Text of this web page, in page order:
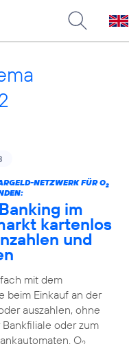
NETZWERK FÜR O 2
Banking im
kartenlos
und
mit dem
beim Einkauf an der
auszahlen, ohne
oder zum
O